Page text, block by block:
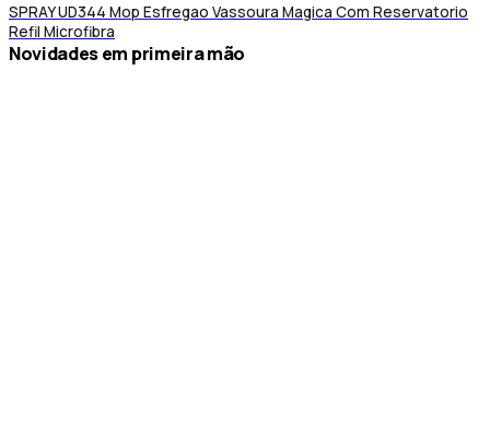
SPRAY UD344 Mop Esfregao Vassoura Magica Com Reservatorio
Refil Microfibra
novidades em primeira mão